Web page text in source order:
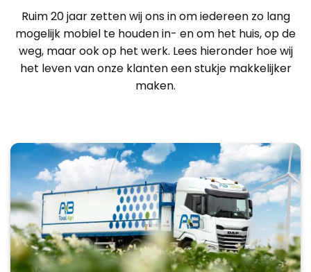
Ruim 20 jaar zetten wij ons in om iedereen zo lang
mogelijk mobiel te houden in- en om het huis, op de
weg, maar ook op het werk. Lees hieronder hoe wij
het leven van onze klanten een stukje makkelijker
maken.